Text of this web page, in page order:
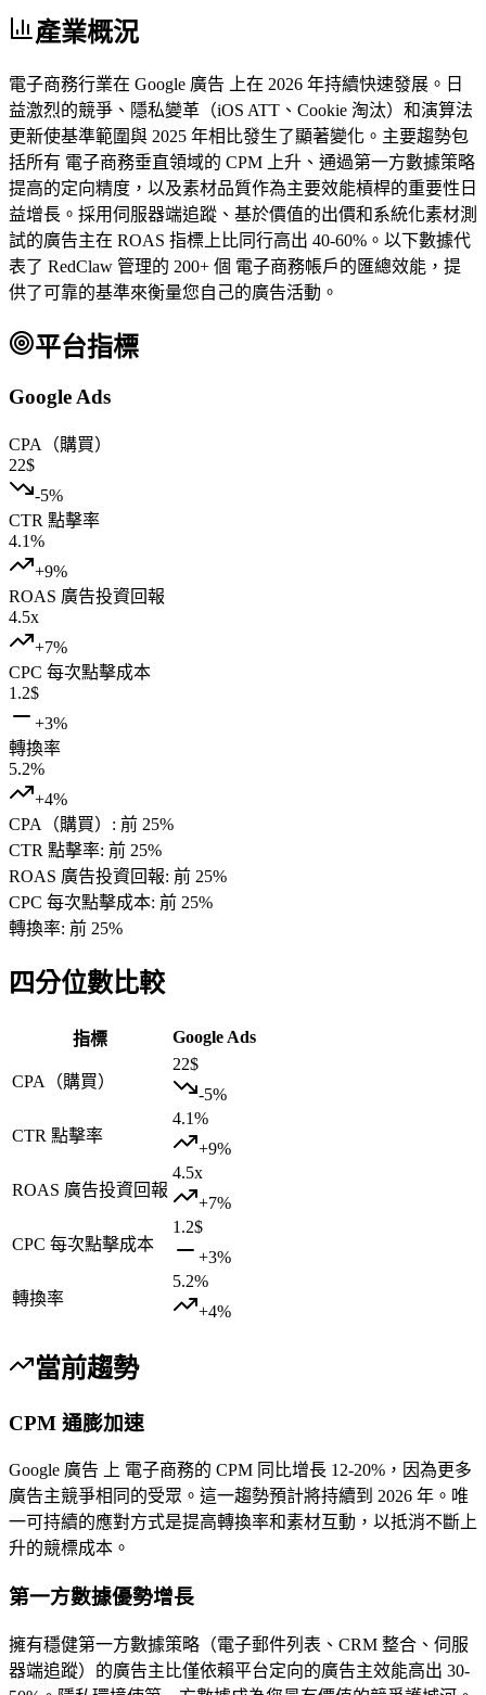
產業概況
電子商務行業在 Google 廣告 上在 2026 年持續快速發展。日
益激烈的競爭、隱私變革（iOS ATT、Cookie 淘汰）和演算法
更新使基準範圍與 2025 年相比發生了顯著變化。主要趨勢包
括所有 電子商務垂直領域的 CPM 上升、通過第一方數據策略
提高的定向精度，以及素材品質作為主要效能槓桿的重要性日
益增長。採用伺服器端追蹤、基於價值的出價和系統化素材測
試的廣告主在 ROAS 指標上比同行高出 40-60%。以下數據代
表了 RedClaw 管理的 200+ 個 電子商務帳戶的匯總效能，提
供了可靠的基準來衡量您自己的廣告活動。
平台指標
Google Ads
CPA（購買）
22$
-5%
CTR 點擊率
4.1%
+9%
ROAS 廣告投資回報
4.5x
+7%
CPC 每次點擊成本
1.2$
+3%
轉換率
5.2%
+4%
CPA（購買） : 前 25%
CTR 點擊率: 前 25%
ROAS 廣告投資回報: 前 25%
CPC 每次點擊成本: 前 25%
轉換率: 前 25%
四分位數比較
指標 Google Ads
CPA（購買）
22$
-5%
CTR 點擊率
4.1%
+9%
ROAS 廣告投資回報
4.5x
+7%
CPC 每次點擊成本
1.2$
+3%
轉換率
5.2%
+4%
當前趨勢
CPM 通膨加速
Google 廣告 上 電子商務的 CPM 同比增長 12-20%，因為更多
廣告主競爭相同的受眾。這一趨勢預計將持續到 2026 年。唯
一可持續的應對方式是提高轉換率和素材互動，以抵消不斷上
升的競標成本。
第一方數據優勢增長
擁有穩健第一方數據策略（電子郵件列表、CRM 整合、伺服
器端追蹤）的廣告主比僅依賴平台定向的廣告主效能高出 30-